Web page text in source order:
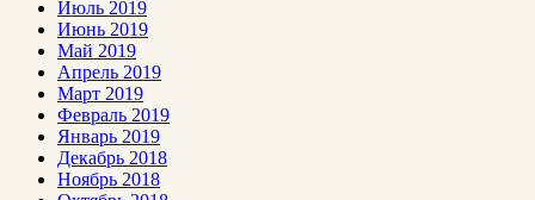
Июль 2019
Июнь 2019
Май 2019
Апрель 2019
Март 2019
Февраль 2019
Январь 2019
Декабрь 2018
Ноябрь 2018